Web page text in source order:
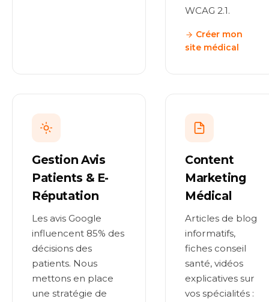
WCAG 2.1.
Créer mon
site médical
Gestion Avis
Patients & E-
Réputation
Les avis Google
influencent 85% des
décisions des
patients. Nous
mettons en place
une stratégie de
Content
Marketing
Médical
Articles de blog
informatifs,
fiches conseil
santé, vidéos
explicatives sur
vos spécialités :